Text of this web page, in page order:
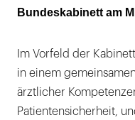
Antibiotika
Über höhere
Bundeskabinett am
Im Vorfeld der
in einem
ärztlicher
Patientensicherheit,